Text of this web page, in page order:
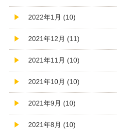
2022年1月 (10)
2021年12月 (11)
2021年11月 (10)
2021年10月 (10)
2021年9月 (10)
2021年8月 (10)